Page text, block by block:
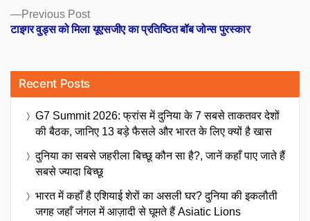
Previous PostPrevious
post:
टाइगर वुड्स को मिला यूएसजीए का प्रतिष्ठित बॉब जोन्स पुरस्कार
Recent Posts
G7 Summit 2026: फ्रांस में दुनिया के 7 सबसे ताकतवर देशों
की बैठक, जानिए 13 बड़े फैसले और भारत के लिए क्यों है खास
दुनिया का सबसे जहरीला बिच्छू कौन सा है?, जानें कहाँ पाए जाते हैं
सबसे ज्यादा बिच्छू
भारत में कहाँ है एशियाई शेरों का असली घर? दुनिया की इकलौती
जगह जहाँ जंगल में आज़ादी से घूमते हैं Asiatic Lions